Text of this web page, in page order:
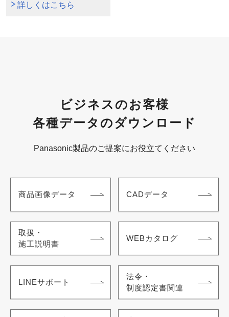
詳しくはこちら
ビジネスのお客様
各種データのダウンロード
Panasonic製品のご提案にお役立てください
商品画像データ CADデータ
取扱・
施工説明書
WEBカタログ
LINEサポート
法令・
制度認定書関連